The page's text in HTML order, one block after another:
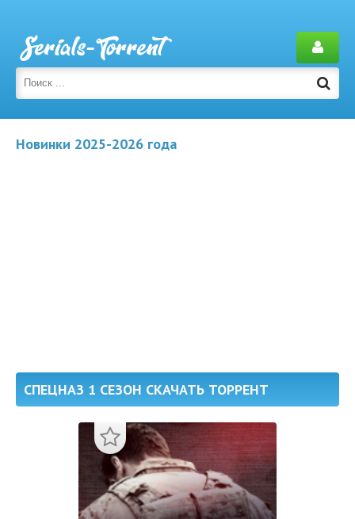
Новинки 2025-2026 года
СПЕЦНАЗ 1 СЕЗОН СКАЧАТЬ ТОРРЕНТ